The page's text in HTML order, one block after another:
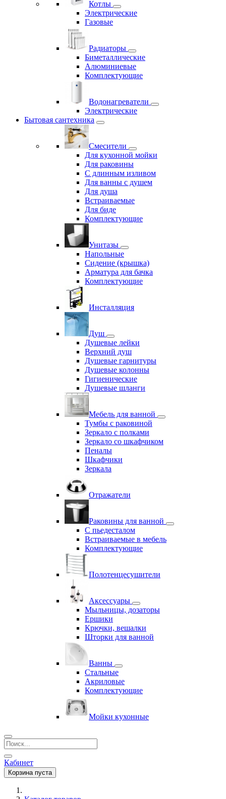
Котлы
Электрические
Газовые
Радиаторы
Биметаллические
Алюминиевые
Комплектующие
Водонагреватели
Электрические
Бытовая сантехника
Смесители
Для кухонной мойки
Для раковины
С длинным изливом
Для ванны с душем
Для душа
Встраиваемые
Для биде
Комплектующие
Унитазы
Напольные
Сидение (крышка)
Арматура для бачка
Комплектующие
Инсталляция
Душ
Душевые лейки
Верхний душ
Душевые гарнитуры
Душевые колонны
Гигиенические
Душевые шланги
Мебель для ванной
Тумбы с раковиной
Зеркало с полками
Зеркало со шкафчиком
Пеналы
Шкафчики
Зеркала
Отражатели
Раковины для ванной
С пьедесталом
Встраиваемые в мебель
Комплектующие
Полотенцесушители
Аксессуары
Мыльницы, дозаторы
Ершики
Крючки, вешалки
Шторки для ванной
Ванны
Стальные
Акриловые
Комплектующие
Мойки кухонные
Кабинет
Корзина пуста